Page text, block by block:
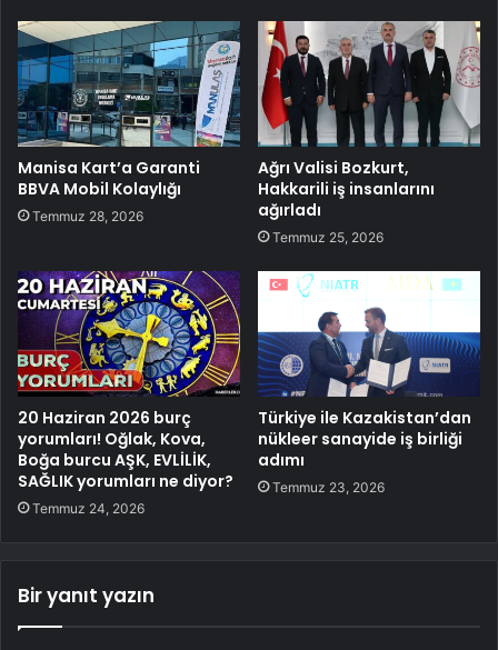
Manisa Kart’a Garanti
BBVA Mobil Kolaylığı
Temmuz 28, 2026
Ağrı Valisi Bozkurt,
Hakkarili iş insanlarını
ağırladı
Temmuz 25, 2026
20 Haziran 2026 burç
yorumları! Oğlak, Kova,
Boğa burcu AŞK, EVLİLİK,
SAĞLIK yorumları ne diyor?
Temmuz 24, 2026
Türkiye ile Kazakistan’dan
nükleer sanayide iş birliği
adımı
Temmuz 23, 2026
Bir yanıt yazın